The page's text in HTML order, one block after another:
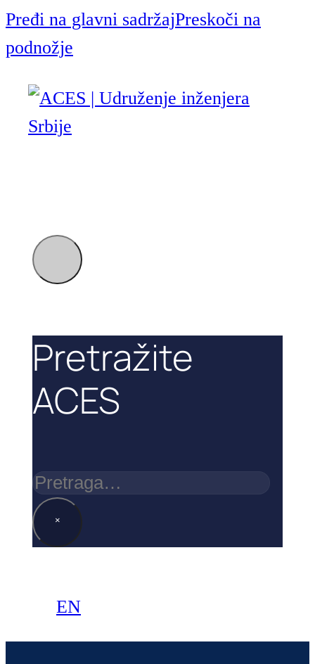
Pređi na glavni sadržajPreskoči na
podnožje
Pretražite
ACES
Pretraga
×
EN